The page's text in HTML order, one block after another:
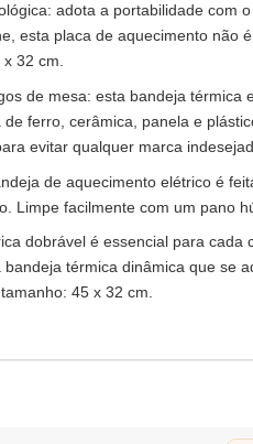
adota a portabilidade
esta placa de aquecimento
32 cm.
de mesa: esta bandeja
ferro, cerâmica, panela e
evitar qualquer marca
de aquecimento elétrico é
Limpe facilmente com um pano
dobrável é essencial para
térmica dinâmica que se
45 x 32 cm.